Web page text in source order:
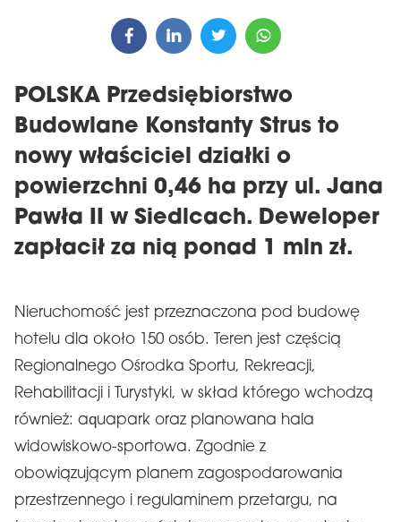
POLSKA Przedsiębiorstwo
Budowlane Konstanty Strus to
nowy właściciel działki o
powierzchni 0,46 ha przy ul. Jana
Pawła II w Siedlcach. Deweloper
zapłacił za nią ponad 1 mln zł.
Nieruchomość jest przeznaczona pod budowę
hotelu dla około 150 osób. Teren jest częścią
Regionalnego Ośrodka Sportu, Rekreacji,
Rehabilitacji i Turystyki, w skład którego wchodzą
również: aquapark oraz planowana hala
widowiskowo-sportowa. Zgodnie z
obowiązującym planem zagospodarowania
przestrzennego i regulaminem przetargu, na